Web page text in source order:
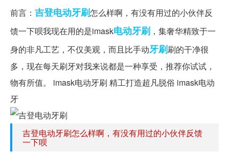
前言： 吉登电动牙刷怎么样啊，有没有用过的小伙伴反
馈一下呗我现在用的是imask电动牙刷 ，集奢华精致于一
身的非凡工艺，不仅美观，而且比手动牙刷刷的干净很
多，现在每天刷牙对我来说都是一种享受，推荐你试试，
物有所值。 imask电动牙刷 精工打造超凡脱俗 imask电动
牙
吉登电动牙刷怎么样啊，有没有用过的小伙伴反馈
一下呗